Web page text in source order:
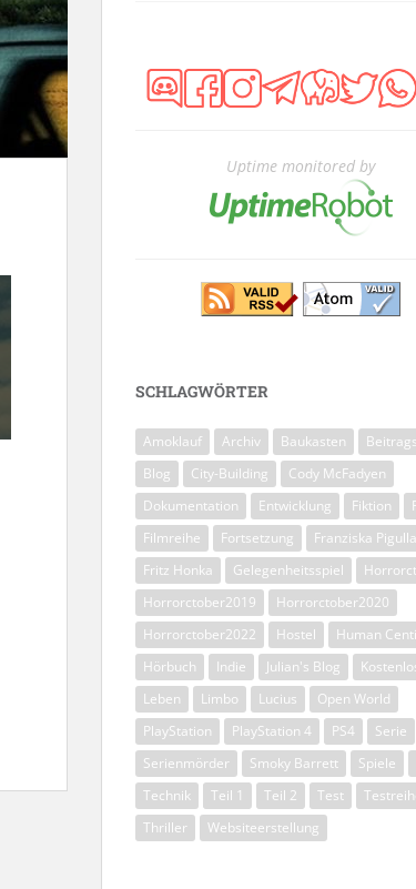
Uptime monitored by
SCHLAGWÖRTER
Amoklauf Archiv Baukasten
Blog
City-Building
Cody McFadyen
Dokumentation
Entwicklung Fiktion
Filmreihe
Fortsetzung
Franziska Pigulla
Fritz Honka
Gelegenheitsspiel
Horrorctober2019
Horrorctober2020
Horrorctober2022
Hostel
Human
Hörbuch
Indie Julian's Blog
Leben
Limbo Lucius
Open World
PlayStation
PlayStation 4 PS4
Serie
Serienmörder
Smoky Barrett Spiele
Technik
Teil 1 Teil 2 Test
Thriller
Websiteerstellung